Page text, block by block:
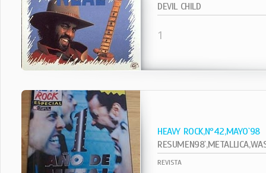
DEVIL CHILD
1
HEAVY ROCK,Nº42,MAYO`98
REVISTA